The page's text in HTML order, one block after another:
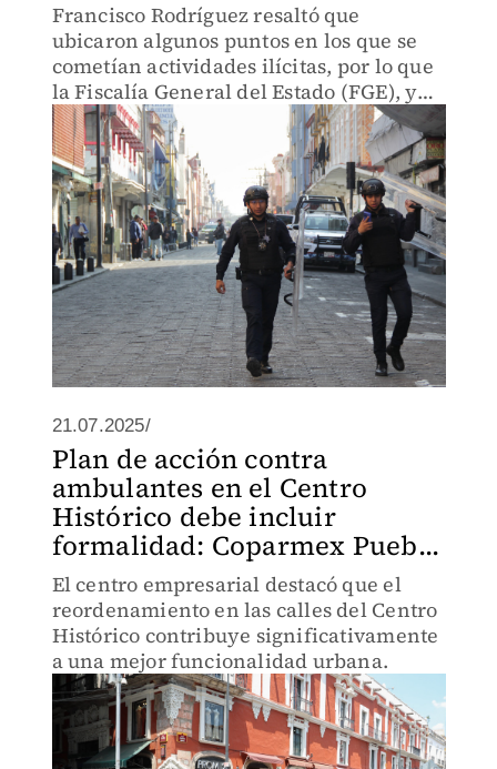
Francisco Rodríguez resaltó que
ubicaron algunos puntos en los que se
cometían actividades ilícitas, por lo que
la Fiscalía General del Estado (FGE), ya
investiga al respecto.
21.07.2025/
Plan de acción contra
ambulantes en el Centro
Histórico debe incluir
formalidad: Coparmex Pueb...
El centro empresarial destacó que el
reordenamiento en las calles del Centro
Histórico contribuye significativamente
a una mejor funcionalidad urbana.